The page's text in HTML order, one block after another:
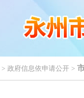
> 政府信息依申请公开 >